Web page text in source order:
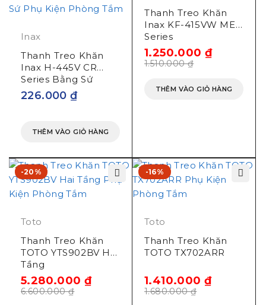
Inax
Thanh Treo Khăn
Inax H-445V CR
Series Bằng Sứ
226.000₫
THÊM VÀO GIỎ HÀNG
Thanh Treo Khăn
Inax KF-415VW ME
Series
1.510.000₫
1.250.000₫
THÊM VÀO GIỎ HÀNG
-20%
Toto
Thanh Treo Khăn
TOTO YTS902BV Hai
Tầng
6.600.000₫
5.280.000₫
-16%
Toto
Thanh Treo Khăn
TOTO TX702ARR
1.680.000₫
1.410.000₫